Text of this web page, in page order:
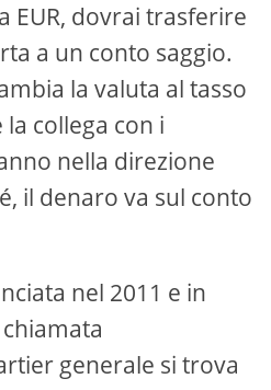
EUR, dovrai trasferire
a un conto saggio.
la valuta al tasso
collega con i
nella direzione
il denaro va sul conto
nel 2011 e in
generale si trova